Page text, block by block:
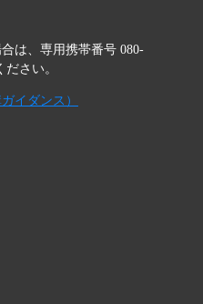
は、専用携帯番号 080-
さい。
イダンス）